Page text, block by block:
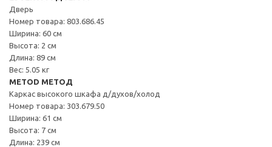
Дверь
Номер товара: 803.686.45
Ширина: 60 см
Высота: 2 см
Длина: 89 см
Вес: 5.05 кг
METOD МЕТОД
Каркас высокого шкафа д/духов/холод
Номер товара: 303.679.50
Ширина: 61 см
Высота: 7 см
Длина: 239 см